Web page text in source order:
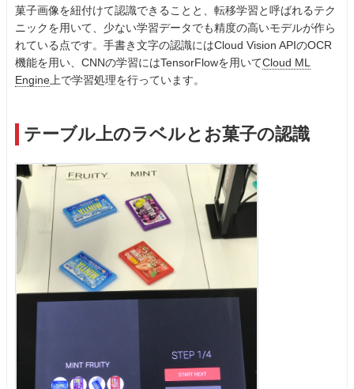
菓子画像を紐付けて認識できることと、転移学習と呼ばれるテク
ニックを用いて、少ない学習データでも精度の高いモデルが作ら
れている点です。手書き文字の認識にはCloud Vision APIのOCR
機能を用い、CNNの学習にはTensorFlowを用いてCloud ML
Engine 上で学習処理を行っています。
テーブル上のラベルとお菓子の認識